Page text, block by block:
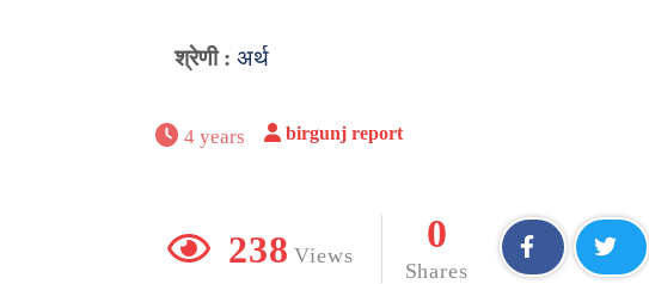
श्रेणी : अर्थ
4 years birgunj report
238 Views
0
Shares